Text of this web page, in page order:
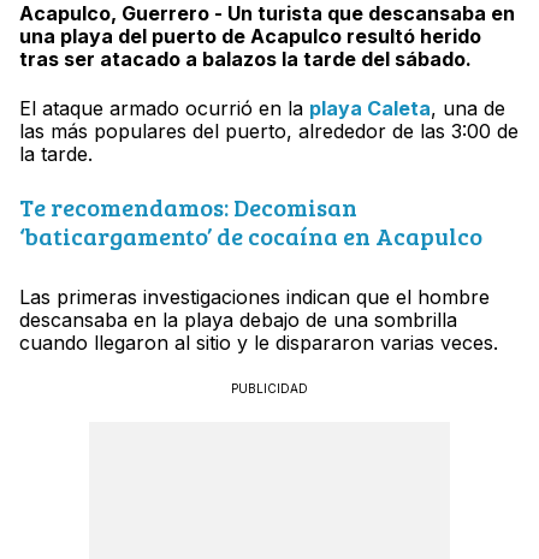
Acapulco, Guerrero - Un turista que descansaba en
una playa del puerto de Acapulco resultó herido
tras ser atacado a balazos la tarde del sábado.
El ataque armado ocurrió en la playa Caleta, una de
las más populares del puerto, alrededor de las 3:00 de
la tarde.
Te recomendamos: Decomisan
‘baticargamento’ de cocaína en Acapulco
Las primeras investigaciones indican que el hombre
descansaba en la playa debajo de una sombrilla
cuando llegaron al sitio y le dispararon varias veces.
PUBLICIDAD